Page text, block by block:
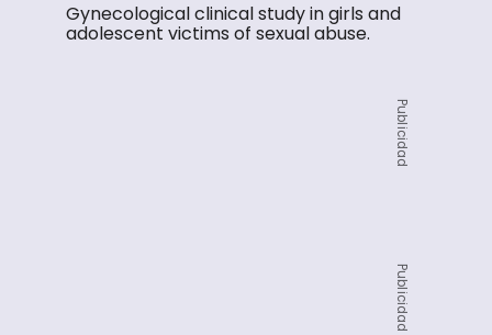
Gynecological clinical study in girls and
adolescent victims of sexual abuse.
Publicidad
Publicidad